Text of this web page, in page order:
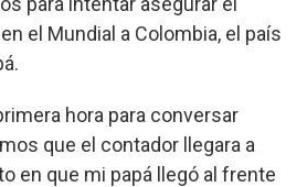
el Mundial a Colombia, el país
hora para conversar
que el contador llegara a
en que mi papá llegó al frente